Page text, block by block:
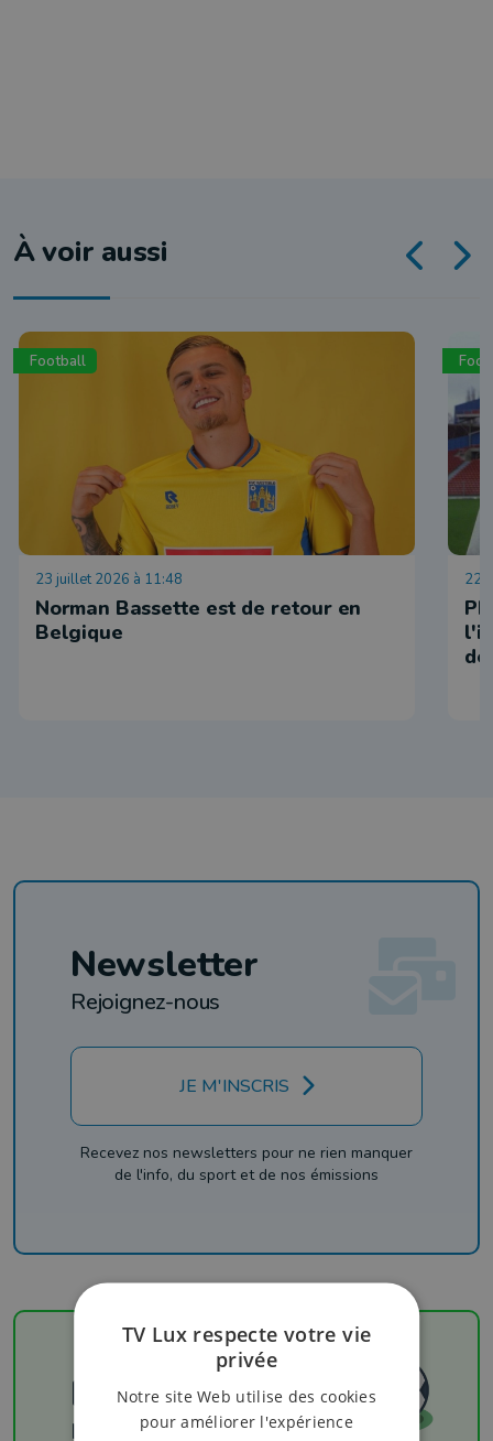
À voir aussi
Football
23 juillet 2026 à 11:48
Norman Bassette est de retour en
Belgique
22
Newsletter
Rejoignez-nous
JE M'INSCRIS
Recevez nos newsletters pour ne rien manquer
de l'info, du sport et de nos émissions
Football
Les résultats
TV Lux respecte votre vie
privée
Notre site Web utilise des cookies
pour améliorer l'expérience